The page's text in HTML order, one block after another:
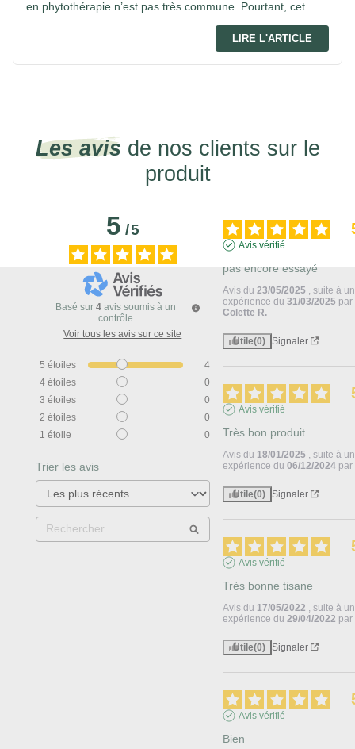
en phytothérapie n’est pas très commune. Pourtant, cet...
LIRE L'ARTICLE
Les avis de nos clients sur le
produit
5/5
Basé sur 4 avis soumis à un
contrôle
Voir tous les avis sur ce site
5 étoiles
4
4 étoiles
0
3 étoiles
0
2 étoiles
0
1 étoile 0
Trier les avis
Avis vérifié
pas encore essayé
Avis du23/05/2025
, suite à
expérience du31/03/2025 par
Colette R.
Utile(0) Signaler
Avis vérifié
Très bon produit
Avis du 18/01/2025
, suite à
expérience du06/12/2024 par
Utile(0) Signaler
Avis vérifié
Très bonne tisane
Avis du 17/05/2022
, suite à
expérience du29/04/2022 par
Utile(0) Signaler
Avis vérifié
Bien